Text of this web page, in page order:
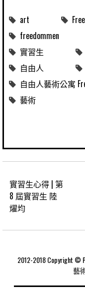
art
freedommen
實習生
自由人
自由人藝術公寓
藝術
實習生心得 | 第
8 屆實習生 陸
燿均
2012-2018 Copyright ©
藝